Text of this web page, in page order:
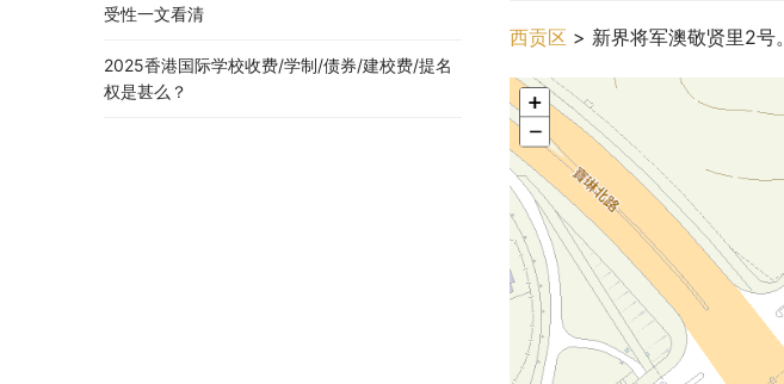
西贡区 > 新界将军澳敬贤里2号。
受性一文看清
2025香港国际学校收费/学制/债券/建校费/提名
权是甚么？